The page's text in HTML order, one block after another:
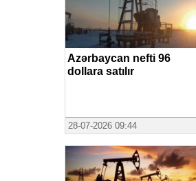
Azərbaycan nefti 96
dollara satılır
28-07-2026 09:44